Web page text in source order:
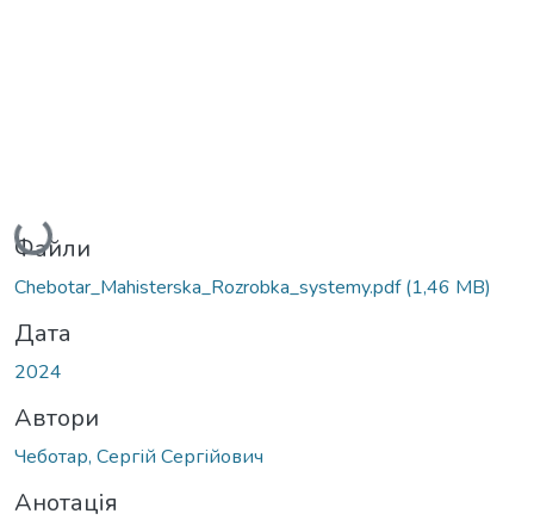
Вантажиться...
Файли
Chebotar_Mahisterska_Rozrobka_systemy.pdf(1,46 MB)
Дата
2024
Автори
Чеботар, Сергій Сергійович
Анотація